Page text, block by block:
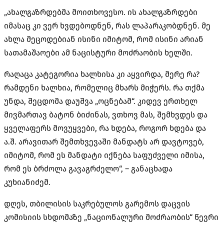
„ახალგაზრდებმა მოითხოვესო. ის ახალგაზრდები
იმასაც კი ვერ ხვდებოდნენ, რას ლაპარაკობდნენ. მე
ახლა მეცოდებიან ისინი იმიტომ, რომ ისინი არიან
სათამაშაოები ამ ნაცისტური მოძრაობის ხელში.
რაღაცა კატეგორია ხალხისა კი აყვირდა, მერე რა?
რამდენი ხალხია, რომელიც მხარს მიჭერს. რა თქმა
უნდა, შეცდომა დაუშვა „ოცნებამ“. კიდევ ერთხელ
მივმართავ ბატონ ბიძინას, ვთხოვ მას, შემხვდეს და
ყველაფერს მოვუყვები, რა ხდება, როგორ ხდება და
ა.შ. არავითარ შემთხვევაში მანდატს არ დავტოვებ,
იმიტომ, რომ ეს მანდატი იქნება საფუძველი იმისა,
რომ ეს ბრძოლა გავაგრძელო“, – განაცხადა
კუხიანიძემ.
დღეს, თბილისის საკრებულოს გარემოს დაცვის
კომისიის სხდომაზე „ნაციონალური მოძრაობის“ წევრი